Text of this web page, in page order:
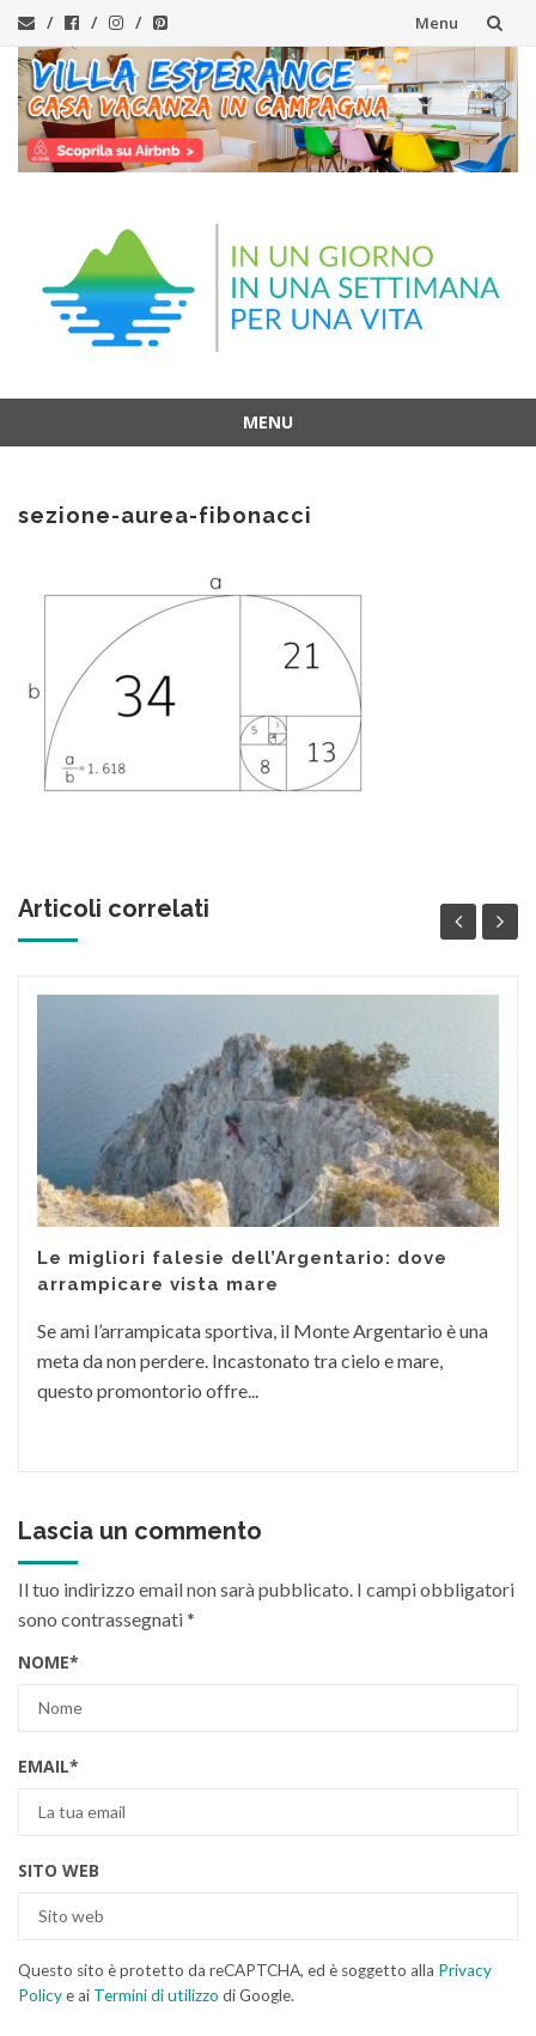
Menu
Vai
al
contenuto
MENU
contenuto
sezione-aurea-fibonacci
Articoli correlati
Le migliori falesie dell’Argentario: dove
arrampicare vista mare
Se ami l’arrampicata sportiva, il Monte Argentario è una
meta da non perdere. Incastonato tra cielo e mare,
questo promontorio offre...
Lascia un commento
Il tuo indirizzo email non sarà pubblicato. I campi obbligatori
sono contrassegnati*
NOME*
EMAIL*
SITO WEB
Questo sito è protetto da reCAPTCHA, ed è soggetto alla Privacy
Policye ai Termini di utilizzo di Google.